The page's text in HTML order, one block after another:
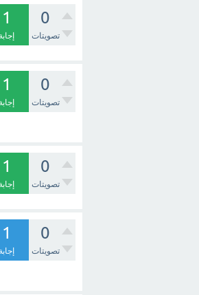
0
تصويتات
1
إجابة
0
تصويتات
1
إجابة
0
تصويتات
1
إجابة
0
تصويتات
1
إجابة